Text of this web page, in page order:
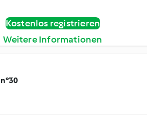
Kostenlos registrieren
Weitere Informationen